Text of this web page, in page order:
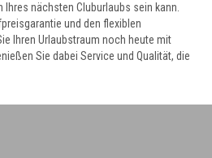
nächsten Cluburlaubs sein kann.
und den flexiblen
Ihren Urlaubstraum noch heute mit
Sie dabei Service und Qualität, die